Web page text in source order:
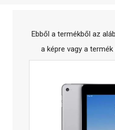
Ebből a termékből az
a képre vagy a